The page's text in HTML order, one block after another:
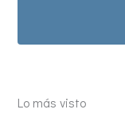
Lo más visto